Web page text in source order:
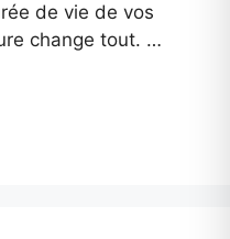
de vie de vos
change tout. …